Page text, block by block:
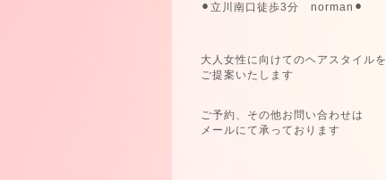
⚫︎立川南口徒歩3分 norman⚫︎
大人女性に向けてのヘアスタイルを
ご提案いたします
ご予約、その他お問い合わせは
メールにて承っております